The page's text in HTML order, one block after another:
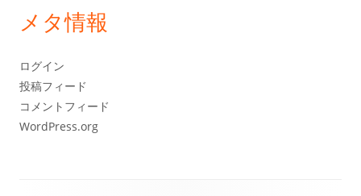
イ
メタ情報
ログイン
投稿フィード
コメントフィード
WordPress.org